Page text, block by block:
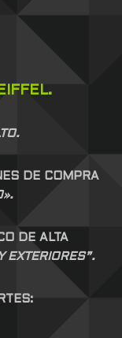
DE COMPRA
DE ALTA
EXTERIORES”.